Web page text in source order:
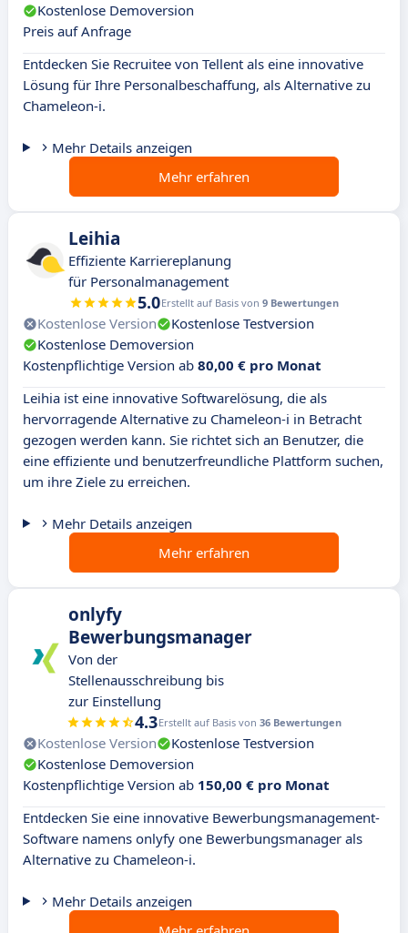
Kostenlose Demoversion
Preis auf Anfrage
Entdecken Sie Recruitee von Tellent als eine innovative
Lösung für Ihre Personalbeschaffung, als Alternative zu
Chameleon-i.
Mehr Details anzeigen
Mehr erfahren
Leihia
Effiziente Karriereplanung
für Personalmanagement
5.0Erstellt auf Basis von 9 Bewertungen
Kostenlose Version
Kostenlose Testversion
Kostenlose Demoversion
Kostenpflichtige Version ab 80,00 € pro Monat
Leihia ist eine innovative Softwarelösung, die als
hervorragende Alternative zu Chameleon-i in Betracht
gezogen werden kann. Sie richtet sich an Benutzer, die
eine effiziente und benutzerfreundliche Plattform suchen,
um ihre Ziele zu erreichen.
Mehr Details anzeigen
Mehr erfahren
onlyfy
Bewerbungsmanager
Von der
Stellenausschreibung bis
zur Einstellung
4.3Erstellt auf Basis von 36 Bewertungen
Kostenlose Version
Kostenlose Testversion
Kostenlose Demoversion
Kostenpflichtige Version ab 150,00 € pro Monat
Entdecken Sie eine innovative Bewerbungsmanagement-
Software namens onlyfy one Bewerbungsmanager als
Alternative zu Chameleon-i.
Mehr Details anzeigen